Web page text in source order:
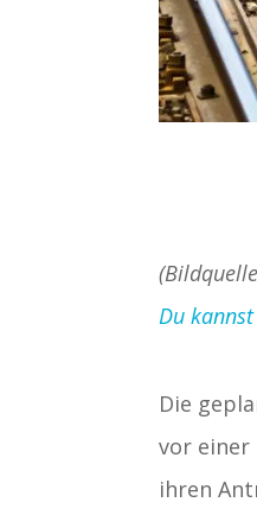
Du
Die
vor einer
ihren